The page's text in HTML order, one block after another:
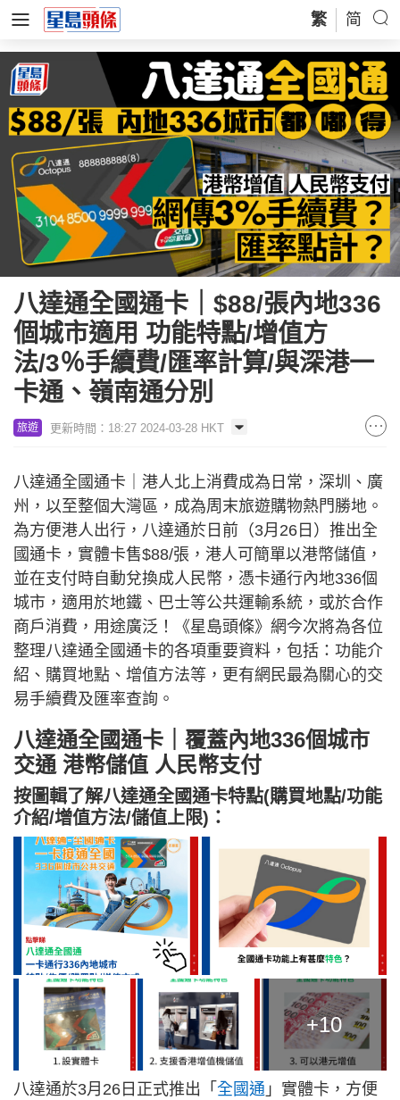
繁 简
八達通全國通卡｜$88/張內地336
個城市適用 功能特點/增值方
法/3％手續費/匯率計算/與深港一
卡通、嶺南通分別
旅遊 更新時間：18:27 2024-03-28 HKT
八達通全國通卡｜港人北上消費成為日常，深圳、廣
州，以至整個大灣區，成為周末旅遊購物熱門勝地。
為方便港人出行，八達通於日前（3月26日）推出全
國通卡，實體卡售$88/張，港人可簡單以港幣儲值，
並在支付時自動兌換成人民幣，憑卡通行內地336個
城市，適用於地鐵、巴士等公共運輸系統，或於合作
商戶消費，用途廣泛！《星島頭條》網今次將為各位
整理八達通全國通卡的各項重要資料，包括：功能介
紹、購買地點、增值方法等，更有網民最為關心的交
易手續費及匯率查詢。
八達通全國通卡｜覆蓋內地336個城市
交通 港幣儲值 人民幣支付
按圖輯了解八達通全國通卡特點(購買地點/功能
介紹/增值方法/儲值上限)：
+10
八達通於3月26日正式推出「 全國通 」實體卡，方便